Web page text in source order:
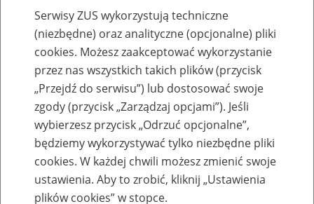
Emerytury
Baza zlikwidowanych lub
przekształconych zakładów pracy
Serwisy ZUS wykorzystują techniczne
(niezbędne) oraz analityczne (opcjonalne) pliki
cookies. Możesz zaakceptować wykorzystanie
przez nas wszystkich takich plików (przycisk
„Przejdź do serwisu”) lub dostosować swoje
zgody (przycisk „Zarządzaj opcjami”). Jeśli
wybierzesz przycisk „Odrzuć opcjonalne”,
będziemy wykorzystywać tylko niezbędne pliki
cookies. W każdej chwili możesz zmienić swoje
ustawienia. Aby to zrobić, kliknij „Ustawienia
plików cookies” w stopce.